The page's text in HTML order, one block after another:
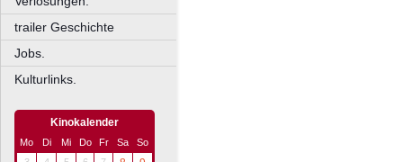
trailer Geschichte
Jobs.
Kulturlinks.
Kinokalender
Mo Di Mi Do Fr Sa
So